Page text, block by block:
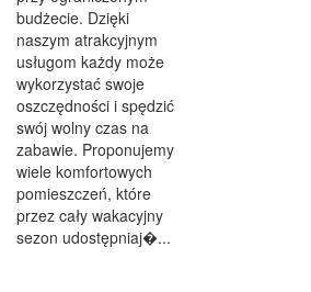
FOTOGRAFIA
PORADY PRAWNE
PORZĄDKOWANIE
SERWIS
OPIEKA
INNE USŁUGI
budżecie. Dzięki
naszym atrakcyjnym
usługom każdy może
wykorzystać swoje
oszczędności i spędzić
swój wolny czas na
zabawie. Proponujemy
wiele komfortowych
pomieszczeń, które
przez cały wakacyjny
sezon udostępniaj�...